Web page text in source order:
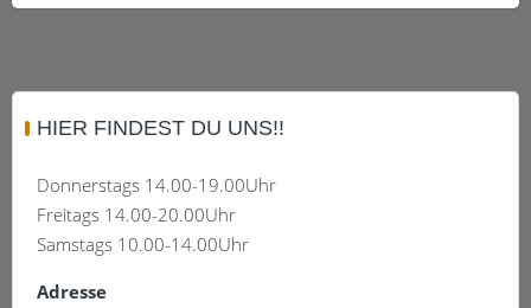
Varianten
Optionen
können
HIER FINDEST DU UNS!!
Donnerstags 14.00-19.00Uhr
Freitags 14.00-20.00Uhr
Samstags 10.00-14.00Uhr
Adresse